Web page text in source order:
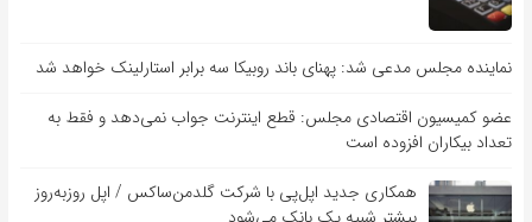
نماینده مجلس مدعی شد: پهنای باند روبیکا سه برابر استارلینک خواهد شد
عضو کمیسیون اقتصادی مجلس: قطع اینترنت جواب نمی‌دهد و فقط به
تعداد بیکاران افزوده است
همکاری جدید اپل‌پی با شرکت گلدمن‌ساکس / اپل روزبه‌روز